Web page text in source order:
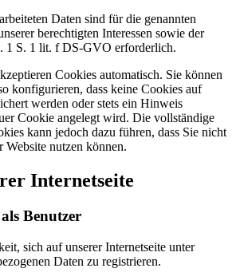
Daten sind für die genannten
berechtigten Interessen sowie der
1 S. 1 lit. f DS-GVO erforderlich.
Cookies automatisch. Sie können
konfigurieren, dass keine Cookies auf
werden oder stets ein Hinweis
Cookie angelegt wird. Die vollständige
kann jedoch dazu führen, dass Sie nicht
Website nutzen können.
Internetseite
Benutzer
sich auf unserer Internetseite unter
Daten zu registrieren.